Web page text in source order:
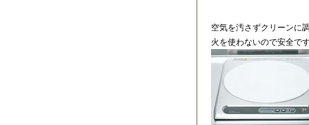
空気を汚さずクリーンに
火を使わないので安全で